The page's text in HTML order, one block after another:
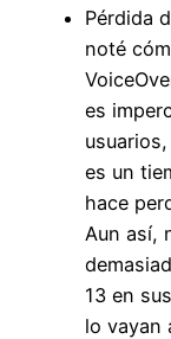
Pérdida
noté
es
es un
hace
Aun así,
13 en
lo vayan